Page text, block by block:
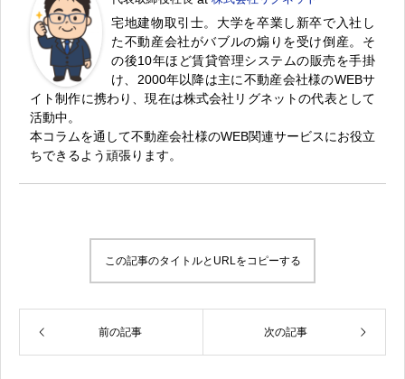
宅地建物取引士。大学を卒業し新卒で入社し
た不動産会社がバブルの煽りを受け倒産。そ
の後10年ほど賃貸管理システムの販売を手掛
け、2000年以降は主に不動産会社様のWEBサ
イト制作に携わり、現在は株式会社リグネットの代表として
活動中。
本コラムを通して不動産会社様のWEB関連サービスにお役立
ちできるよう頑張ります。
この記事のタイトルとURLをコピーする
前の記事 次の記事